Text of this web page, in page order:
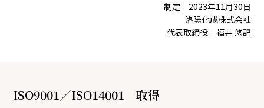
制定 2023年11月30日
洛陽化成株式会社
代表取締役 福井 悠記
ISO9001／ISO14001 取得